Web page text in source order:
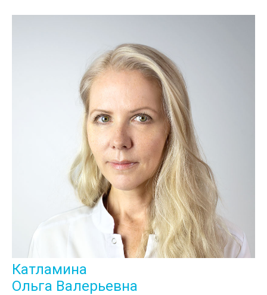
Катламина
Ольга Валерьевна